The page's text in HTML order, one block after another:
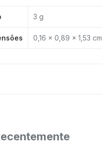
3 g
0,16 × 0,89 × 1,53 cm